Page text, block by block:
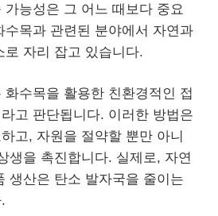
가능성은 그 어느 때보다 중요
수목과 관련된 분야에서 자연과
로 자리 잡고 있습니다.
화수목을 활용한 친환경적인 접
고 판단됩니다. 이러한 방법은
고, 자원을 절약할 뿐만 아니
생을 촉진합니다. 실제로, 자연
생산은 탄소 발자국을 줄이는